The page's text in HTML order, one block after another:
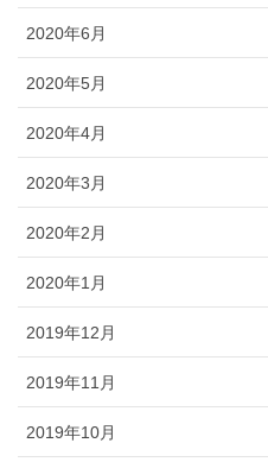
2020年6月
2020年5月
2020年4月
2020年3月
2020年2月
2020年1月
2019年12月
2019年11月
2019年10月